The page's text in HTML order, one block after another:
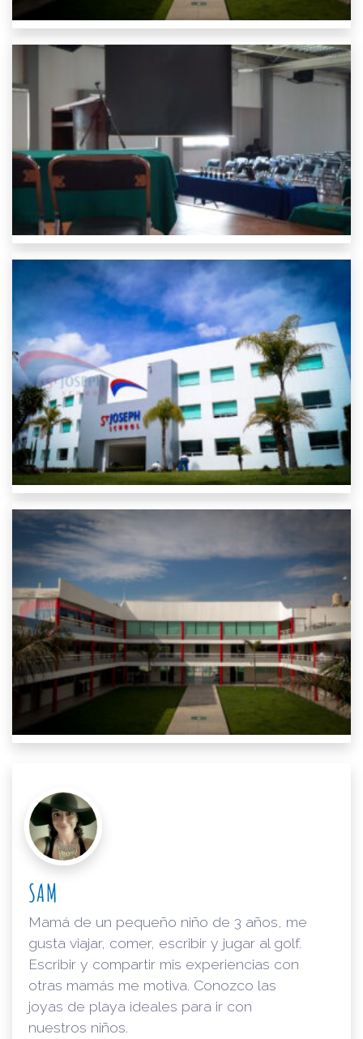
SAM
Mamá de un pequeño niño de 3 años, me
gusta viajar, comer, escribir y jugar al golf.
Escribir y compartir mis experiencias con
otras mamás me motiva. Conozco las
joyas de playa ideales para ir con
nuestros niños.